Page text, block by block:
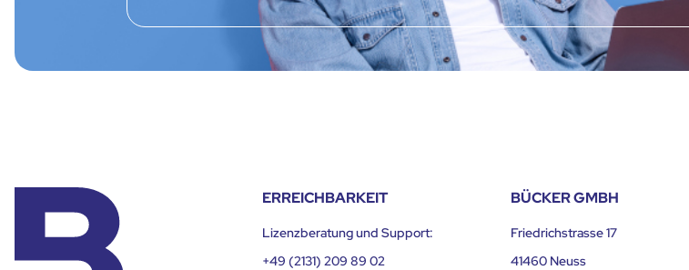
ERREICHBARKEIT
Lizenzberatung und Support:
+49 (2131) 209 89 02
BÜCKER GMBH
Friedrichstrasse 17
41460 Neuss